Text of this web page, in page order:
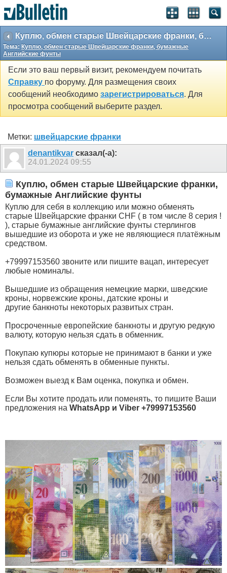
Куплю, обмен старые Швейцарские франки, бумажные Английские фунты
Тема: Куплю, обмен старые Швейцарские франки, бумажные
Английские фунты
Если это ваш первый визит, рекомендуем почитать
Справку по форуму. Для размещения своих
сообщений необходимо зарегистрироваться. Для
просмотра сообщений выберите раздел.
Метки: швейцарские франки
denantikvar сказал(-а):
24.01.2024 09:55
Куплю, обмен старые Швейцарские франки,
бумажные Английские фунты
Куплю для себя в коллекцию или можно обменять
старые Швейцарские франки CHF ( в том числе 8 серия !
), старые бумажные английские фунты стерлингов
вышедшие из оборота и уже не являющиеся платёжным
средством.
+79997153560 звоните или пишите вацап, интересует
любые номиналы.
Вышедшие из обращения немецкие марки, шведские
кроны, норвежские кроны, датские кроны и
другие банкноты некоторых развитых стран.
Просроченные европейские банкноты и другую редкую
валюту, которую нельзя сдать в обменник.
Покупаю купюры которые не принимают в банки и уже
нельзя сдать обменять в обменные пункты.
Возможен выезд к Вам оценка, покупка и обмен.
Если Вы хотите продать или поменять, то пишите Ваши
предложения на WhatsApp и Viber +79997153560